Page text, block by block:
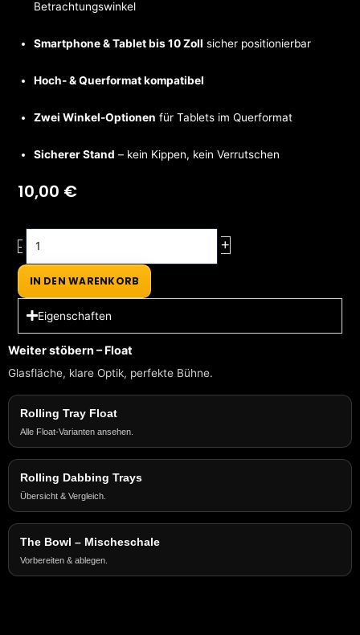
Betrachtungswinkel
Smartphone & Tablet bis 10 Zoll sicher positionierbar
Hoch- & Querformat kompatibel
Zwei Winkel-Optionen für Tablets im Querformat
Sicherer Stand – kein Kippen, kein Verrutschen
10,00 €
-
Tray
+
IN DEN WARENKORB
Eigenschaften
Weiter stöbern – Float
Glasfläche, klare Optik, perfekte Bühne.
Rolling Tray Float
Alle Float-Varianten ansehen.
Rolling Dabbing Trays
Übersicht & Vergleich.
The Bowl – Mischeschale
Vorbereiten & ablegen.